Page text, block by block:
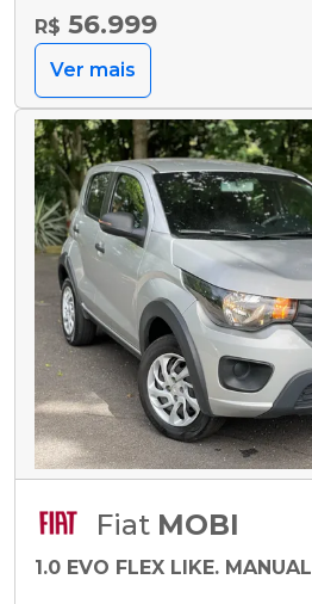
R$ 56.999
Ver mais
Fiat MOBI
1.0 EVO FLEX LIKE. MANUAL